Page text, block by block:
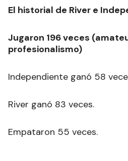
El historial de River e
Jugaron 196 veces
profesionalismo)
Independiente ganó 58
River ganó 83 veces.
Empataron 55 veces.